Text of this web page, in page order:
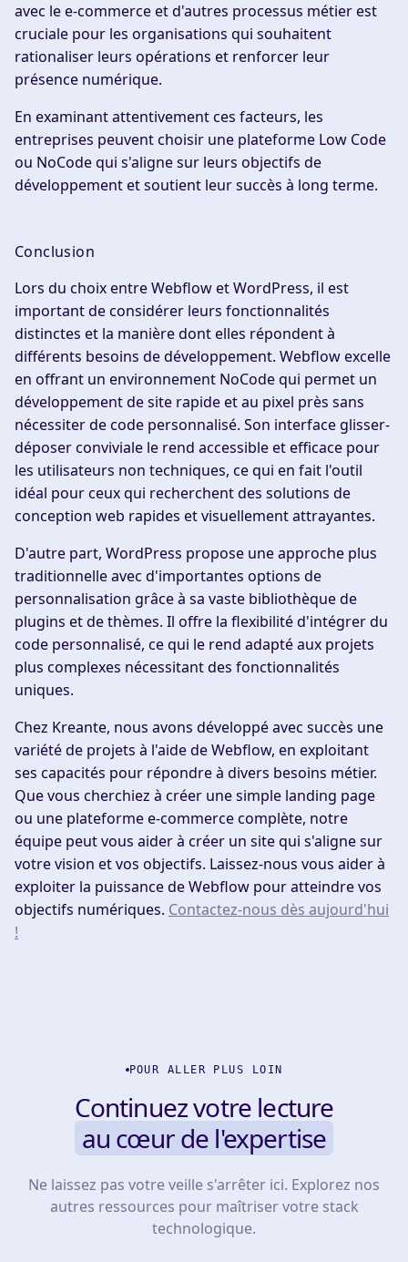
avec le e-commerce et d'autres processus métier est
cruciale pour les organisations qui souhaitent
rationaliser leurs opérations et renforcer leur
présence numérique.
En examinant attentivement ces facteurs, les
entreprises peuvent choisir une plateforme Low Code
ou NoCode qui s'aligne sur leurs objectifs de
développement et soutient leur succès à long terme.
Conclusion
Lors du choix entre Webflow et WordPress, il est
important de considérer leurs fonctionnalités
distinctes et la manière dont elles répondent à
différents besoins de développement. Webflow excelle
en offrant un environnement NoCode qui permet un
développement de site rapide et au pixel près sans
nécessiter de code personnalisé. Son interface glisser-
déposer conviviale le rend accessible et efficace pour
les utilisateurs non techniques, ce qui en fait l'outil
idéal pour ceux qui recherchent des solutions de
conception web rapides et visuellement attrayantes.
D'autre part, WordPress propose une approche plus
traditionnelle avec d'importantes options de
personnalisation grâce à sa vaste bibliothèque de
plugins et de thèmes. Il offre la flexibilité d'intégrer du
code personnalisé, ce qui le rend adapté aux projets
plus complexes nécessitant des fonctionnalités
uniques.
Chez Kreante, nous avons développé avec succès une
variété de projets à l'aide de Webflow, en exploitant
ses capacités pour répondre à divers besoins métier.
Que vous cherchiez à créer une simple landing page
ou une plateforme e-commerce complète, notre
équipe peut vous aider à créer un site qui s'aligne sur
votre vision et vos objectifs. Laissez-nous vous aider à
exploiter la puissance de Webflow pour atteindre vos
objectifs numériques. Contactez-nous dès aujourd'hui
!
POUR ALLER PLUS LOIN
Continuez votre lecture
au cœur de l'expertise
Ne laissez pas votre veille s'arrêter ici. Explorez nos
autres ressources pour maîtriser votre stack
technologique.